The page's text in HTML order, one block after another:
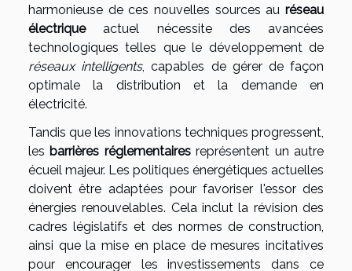
harmonieuse de ces nouvelles sources au réseau
électriqueactuel nécessite des avancées
technologiques telles que le développement de
réseaux intelligents, capables de gérer de façon
optimale la distribution et la demande en
électricité.
Tandis que les innovations techniques progressent,
les barrières réglementairesreprésentent un autre
écueil majeur. Les politiques énergétiques actuelles
doivent être adaptées pour favoriser l'essor des
énergies renouvelables. Cela inclut la révision des
cadres législatifs et des normes de construction,
ainsi que la mise en place de mesures incitatives
pour encourager les investissements dans ce